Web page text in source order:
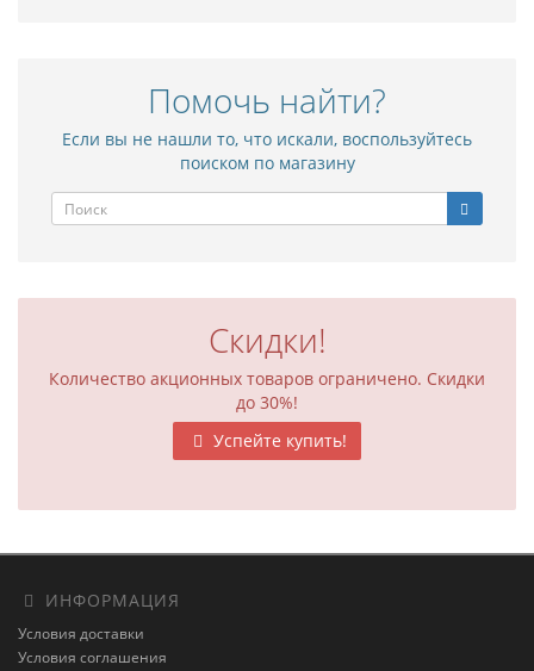
Помочь найти?
Если вы не нашли то, что искали, воспользуйтесь
поиском по магазину
Скидки!
Количество акционных товаров ограничено. Скидки
до 30%!
Успейте купить!
ИНФОРМАЦИЯ
Условия доставки
Условия соглашения